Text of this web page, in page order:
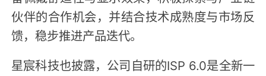
伙伴的合作机会，并结合技术成熟度与市场反
馈，稳步推进产品迭代。
星宸科技也披露，公司自研的ISP 6.0是全新一